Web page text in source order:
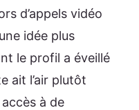
d’appels vidéo
idée plus
le profil a éveillé
ait l’air plutôt
à de